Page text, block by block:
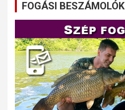
FOGÁSI BESZÁMOLÓK